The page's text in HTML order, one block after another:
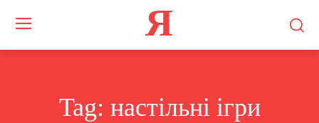
Я
Tag: настільні ігри